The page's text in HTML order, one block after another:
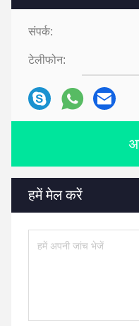
संपर्क:
टेलीफोन:
हमें मेल करें